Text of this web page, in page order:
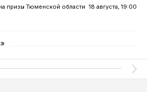
призы Тюменской области 18 августа, 19:00